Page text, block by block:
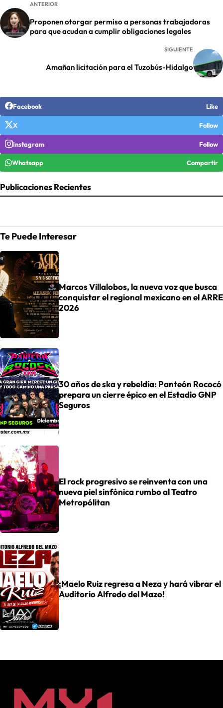
ANTERIOR
Proponen otorgar permiso a personas trabajadoras
para que acudan a cumplir obligaciones legales
SIGUIENTE
Amañan licitación para el Tuzobús-Hidalgo
Facebook Like
X Follow
Instagram Follow
Whatsapp Compartir
Publicaciones Recientes
Te Puede Interesar
Marcos Villalobos, la nueva voz que busca
conquistar el regional mexicano en el ARRE
2026
30 años de ska y rebeldía: Panteón Rococó
prepara un cierre épico en el Estadio GNP
Seguros
El rock progresivo se reinventa con una
nueva piel sinfónica rumbo al Teatro
Metropólitan
¡Maelo Ruiz regresa a Neza y hará vibrar el
Auditorio Alfredo del Mazo!